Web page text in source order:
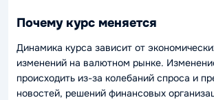
Почему курс меняется
Динамика курса зависит от
изменений на валютном рынке.
происходить из-за колебаний спроса и
новостей, решений финансовых